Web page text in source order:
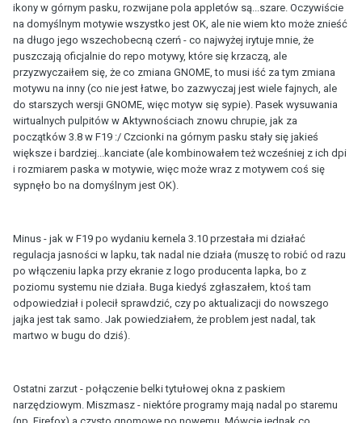
ikony w górnym pasku, rozwijane pola appletów są...szare. Oczywiście
na domyślnym motywie wszystko jest OK, ale nie wiem kto może znieść
na długo jego wszechobecną czerń - co najwyżej irytuje mnie, że
puszczają oficjalnie do repo motywy, które się krzaczą, ale
przyzwyczaiłem się, że co zmiana GNOME, to musi iść za tym zmiana
motywu na inny (co nie jest łatwe, bo zazwyczaj jest wiele fajnych, ale
do starszych wersji GNOME, więc motyw się sypie). Pasek wysuwania
wirtualnych pulpitów w Aktywnościach znowu chrupie, jak za
początków 3.8 w F19 :/ Czcionki na górnym pasku stały się jakieś
większe i bardziej...kanciate (ale kombinowałem też wcześniej z ich dpi
i rozmiarem paska w motywie, więc może wraz z motywem coś się
sypnęło bo na domyślnym jest OK).
Minus - jak w F19 po wydaniu kernela 3.10 przestała mi działać
regulacja jasności w lapku, tak nadal nie działa (muszę to robić od razu
po włączeniu lapka przy ekranie z logo producenta lapka, bo z
poziomu systemu nie działa. Buga kiedyś zgłaszałem, ktoś tam
odpowiedział i polecił sprawdzić, czy po aktualizacji do nowszego
jajka jest tak samo. Jak powiedziałem, że problem jest nadal, tak
martwo w bugu do dziś).
Ostatni zarzut - połączenie belki tytułowej okna z paskiem
narzędziowym. Miszmasz - niektóre programy mają nadal po staremu
(np. Firefox) a czysto gnomowe po nowemu. Mówcie jednak co